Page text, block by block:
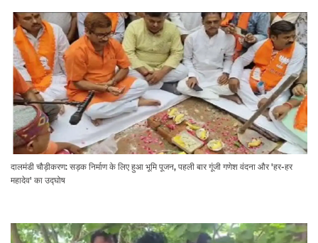
दालमंडी चौड़ीकरण: सड़क निर्माण के लिए हुआ भूमि पूजन, पहली बार गूंजी गणेश वंदना और 'हर-हर
महादेव' का उद्घोष